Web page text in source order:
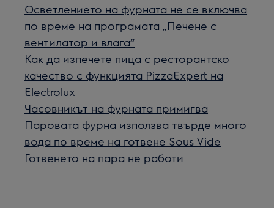
Осветлението на фурната не се включва
по време на програмата „Печене с
вентилатор и влага“
Как да изпечете пица с ресторантско
качество с функцията PizzaExpert на
Electrolux
Часовникът на фурната примигва
Паровата фурна използва твърде много
вода по време на готвене Sous Vide
Готвенето на пара не работи